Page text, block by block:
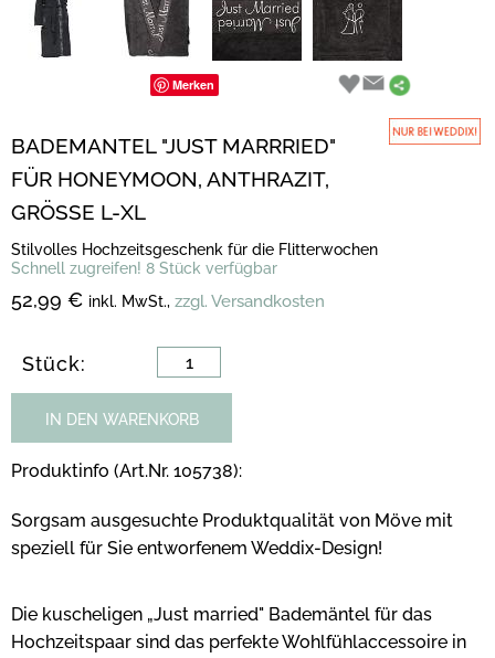
Merken
BADEMANTEL "JUST MARRRIED"
FÜR HONEYMOON, ANTHRAZIT,
GRÖSSE L-XL
Stilvolles Hochzeitsgeschenk für die Flitterwochen
Schnell zugreifen! 8 Stück verfügbar
52,99 € inkl. MwSt., zzgl. Versandkosten
Stück:
IN DEN WARENKORB
Produktinfo (Art.Nr. 105738):
Sorgsam ausgesuchte Produktqualität von Möve mit
speziell für Sie entworfenem Weddix-Design!
Die kuscheligen „Just married" Bademäntel für das
Hochzeitspaar sind das perfekte Wohlfühlaccessoire in